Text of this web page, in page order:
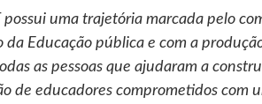
possui uma trajetória marcada pelo
Educação pública e com a
as pessoas que ajudaram a
de educadores comprometidos com